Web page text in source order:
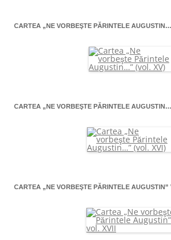
CARTEA „NE VORBEŞTE PĂRINTELE
CARTEA „NE VORBEŞTE PĂRINTELE
CARTEA „NE VORBEŞTE PĂRINTELE AUGUSTIN”